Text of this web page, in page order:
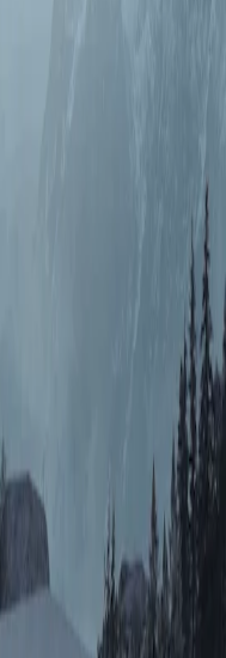
权利人发现存在误传其
。